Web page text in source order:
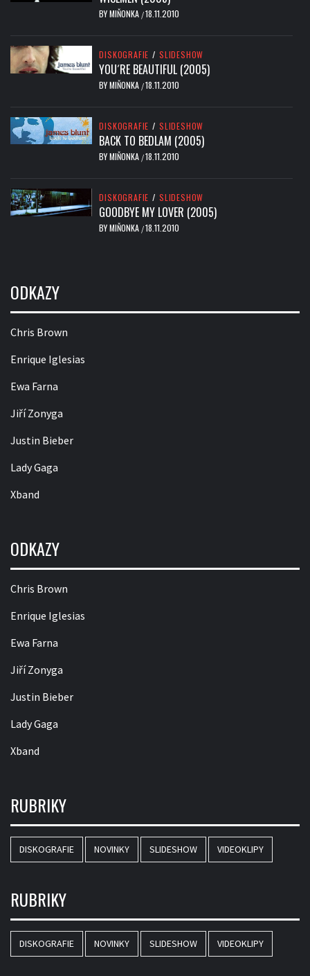
BYMIŇONKA /18.11.2010
DISKOGRAFIE / SLIDESHOW
YOU´RE BEAUTIFUL (2005)
BYMIŇONKA /18.11.2010
DISKOGRAFIE / SLIDESHOW
BACK TO BEDLAM (2005)
BYMIŇONKA /18.11.2010
DISKOGRAFIE / SLIDESHOW
GOODBYE MY LOVER (2005)
BYMIŇONKA /18.11.2010
ODKAZY
Chris Brown
Enrique Iglesias
Ewa Farna
Jiří Zonyga
Justin Bieber
Lady Gaga
Xband
ODKAZY
Chris Brown
Enrique Iglesias
Ewa Farna
Jiří Zonyga
Justin Bieber
Lady Gaga
Xband
RUBRIKY
DISKOGRAFIE NOVINKY SLIDESHOW VIDEOKLIPY
RUBRIKY
DISKOGRAFIE NOVINKY SLIDESHOW VIDEOKLIPY